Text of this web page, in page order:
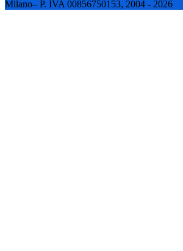
Milano– P. IVA 00856750153, 2004 - 2026